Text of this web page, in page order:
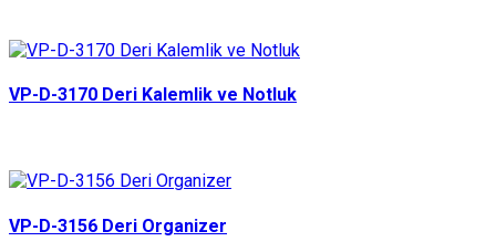
VP-D-3170 Deri Kalemlik ve Notluk
VP-D-3156 Deri Organizer